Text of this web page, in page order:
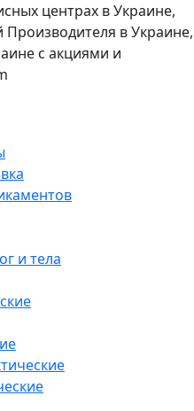
центрах в Украине,
в Украине,
с акциями и
и тела